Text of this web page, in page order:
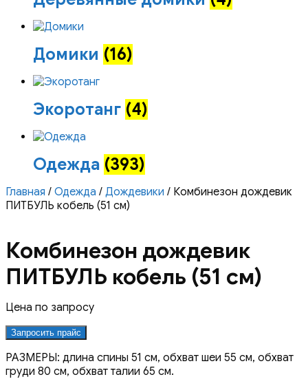
Домики (16)
Экоротанг (4)
Одежда (393)
Главная / Одежда / Дождевики / Комбинезон дождевик
ПИТБУЛЬ кобель (51 см)
Комбинезон дождевик
ПИТБУЛЬ кобель (51 см)
Цена по запросу
Запросить прайс
РАЗМЕРЫ: длина спины 51 см, обхват шеи 55 см, обхват
груди 80 см, обхват талии 65 см.